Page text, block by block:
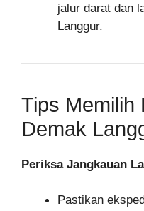
jalur darat dan
Langgur.
Tips Memilih
Demak
Periksa Jangkauan
Pastikan